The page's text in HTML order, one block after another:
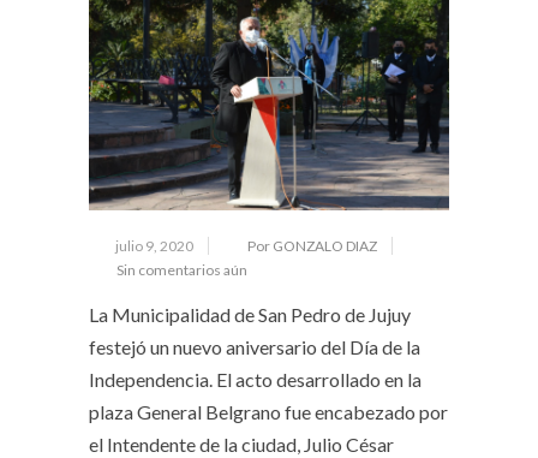
julio 9, 2020
Por GONZALO DIAZ
Sin comentarios aún
La Municipalidad de San Pedro de Jujuy
festejó un nuevo aniversario del Día de la
Independencia. El acto desarrollado en la
plaza General Belgrano fue encabezado por
el Intendente de la ciudad, Julio César